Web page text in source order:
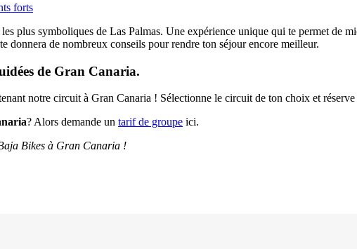
forts
plus symboliques de Las Palmas. Une expérience unique qui te permet de
donnera de nombreux conseils pour rendre ton séjour encore meilleur.
de Gran Canaria.
notre circuit à Gran Canaria ! Sélectionne le circuit de ton choix et
? Alors demande un tarif de groupe ici.
Bikes à Gran Canaria !